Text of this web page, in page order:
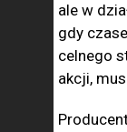
ale w
gdy
celnego
akcji,